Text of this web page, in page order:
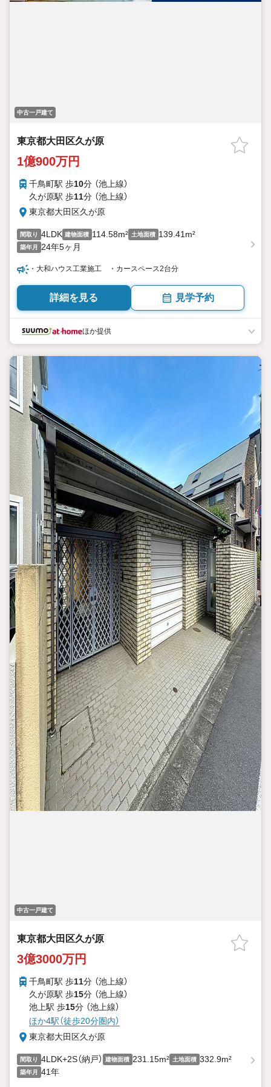
中古一戸建て
東京都大田区久が原
1億900万円
千鳥町駅 歩10分 （池上線）
久が原駅 歩11分 （池上線）
東京都大田区久が原
間取り 4LDK 建物面積 114.58m² 土地面積 139.41m²
築年月 24年5ヶ月
・大和ハウス工業施工 ・カースペース2台分
詳細を見る 見学予約
ほか提供
中古一戸建て
東京都大田区久が原
3億3000万円
千鳥町駅 歩11分 （池上線）
久が原駅 歩15分 （池上線）
池上駅 歩15分 （池上線）
ほか4駅（徒歩20分圏内）
東京都大田区久が原
間取り 4LDK+2S（納戸） 建物面積 231.15m² 土地面積 332.9m²
築年月 41年